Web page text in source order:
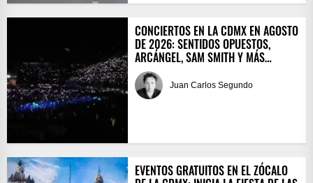
CONCIERTOS EN LA CDMX EN AGOSTO
DE 2026: SENTIDOS OPUESTOS,
ARCÁNGEL, SAM SMITH Y MÁS…
Juan Carlos Segundo
EVENTOS GRATUITOS EN EL ZÓCALO